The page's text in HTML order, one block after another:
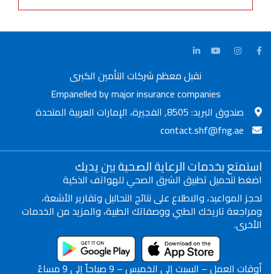
نقبل معظم شركات التأمين الكبرى
Empanelled by major insurance companies
صندوق البريد: 8505, الفجيرة، الإمارات العربية المتحدة
contact.shf@fng.ae
استمتع بخدمات الرعاية الصحية بين يديك
اضغط لتحميل تطبيق الشرق الصحي للهواتف الذكية
لحجز المواعيد، والاطلاع على نتائج التحاليل وتقارير الأشعة،
ومراجعة تاريخك الطبي ووصفاتك الطبية، والمزيد من الخدمات
الأخرى.
أوقات العمل – السبت إلى الخميس – 9 صباحاً إلى 9 مساءً